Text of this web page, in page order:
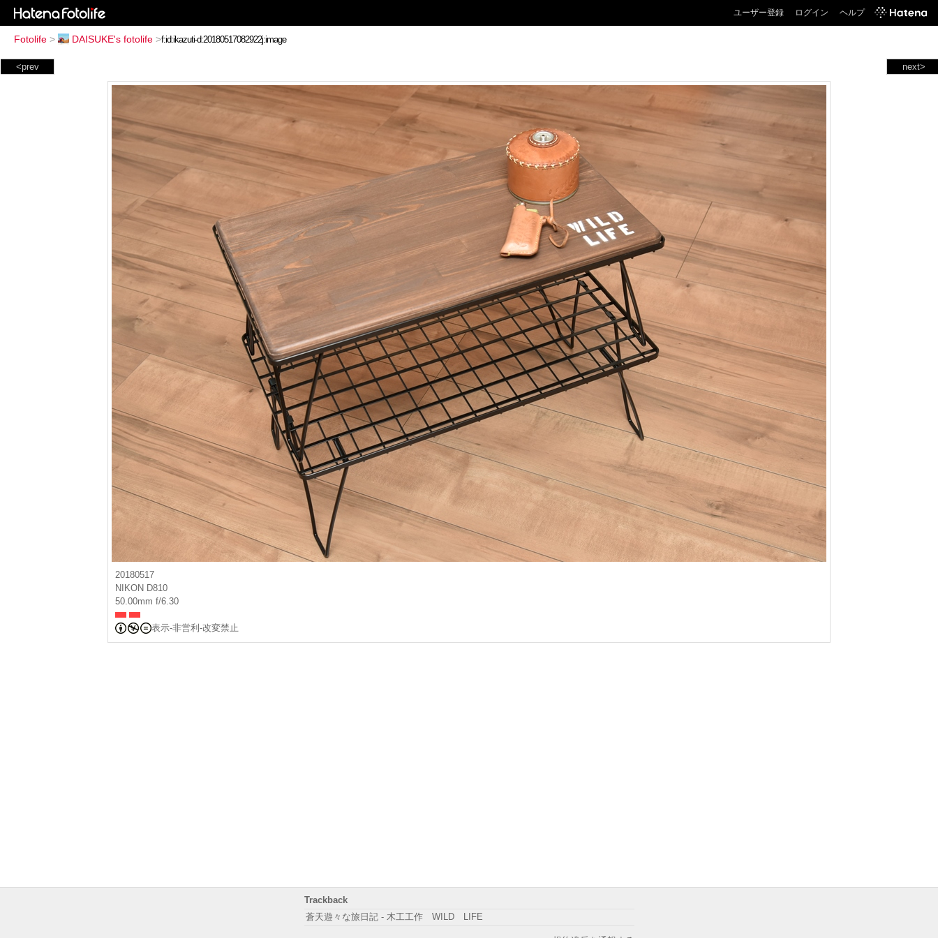
ユーザー登録 ログイン ヘルプ
Fotolife > DAISUKE's fotolife >
next>
<prev
20180517
NIKON D810
50.00mm f/6.30
表示-非営利-改変禁止
Trackback
蒼天遊々な旅日記 - 木工工作 WILD LIFE